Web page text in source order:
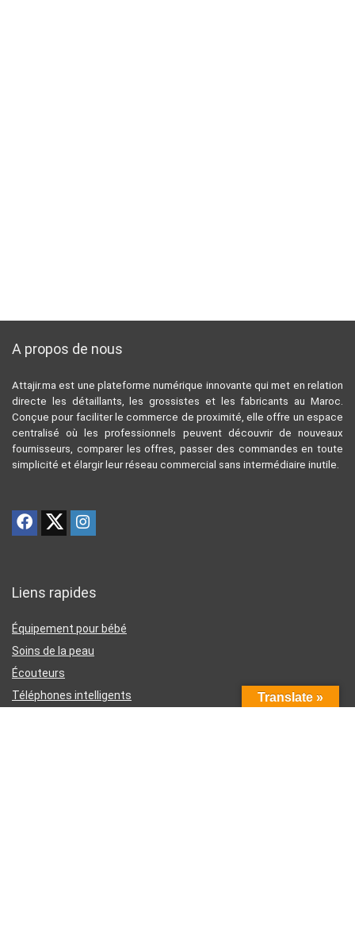
A propos de nous
Attajir.ma est une plateforme numérique innovante qui met en relation
directe les détaillants, les grossistes et les fabricants au Maroc.
Conçue pour faciliter le commerce de proximité, elle offre un espace
centralisé où les professionnels peuvent découvrir de nouveaux
fournisseurs, comparer les offres, passer des commandes en toute
simplicité et élargir leur réseau commercial sans intermédiaire inutile.
Liens rapides
Équipement pour bébé
Soins de la peau
Écouteurs
Téléphones intelligents
Translate »